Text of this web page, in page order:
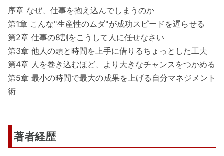
序章 なぜ、仕事を抱え込んでしまうのか
第1章 こんな"生産性のムダ"が成功スピードを遅らせる
第2章 仕事の8割をこうして人に任せなさい
第3章 他人の頭と時間を上手に借りるちょっとした工夫
第4章 人を巻き込むほど、より大きなチャンスをつかめる
第5章 最小の時間で最大の成果を上げる自分マネジメント
術
著者経歴